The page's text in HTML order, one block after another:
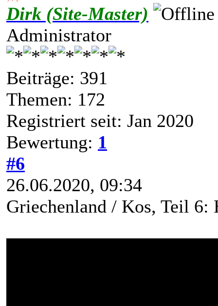
Dirk (Site-Master)
Administrator
Beiträge: 391
Themen: 172
Registriert seit: Jan 2020
Bewertung: 1
#6
26.06.2020, 09:34
Griechenland / Kos, Teil 6: